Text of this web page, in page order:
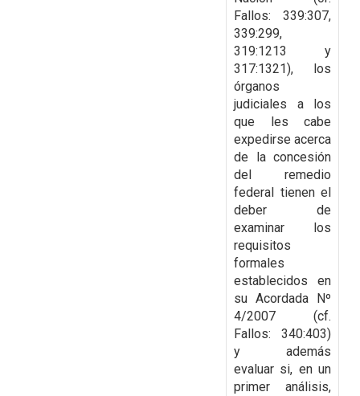
Fallos: 339:307,
339:299,
319:1213 y
317:1321), los
órganos
judiciales a los
que les cabe
expedirse acerca
de la concesión
del remedio
federal tienen el
deber de
examinar los
requisitos
formales
establecidos en
su Acordada Nº
4/2007 (cf.
Fallos: 340:403)
y además
evaluar si, en un
primer análisis,